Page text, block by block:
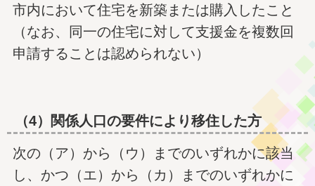
市内において住宅を新築または購入したこと
（なお、同一の住宅に対して支援金を複数回
申請することは認められない）
（4）関係人口の要件により移住した方
次の（ア）から（ウ）までのいずれかに該当
し、かつ（エ）から（カ）までのいずれかに